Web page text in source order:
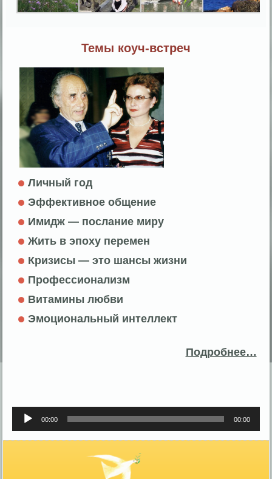
Темы коуч-встреч
Личный год
Эффективное общение
Имидж — послание миру
Жить в эпоху перемен
Кризисы — это шансы жизни
Профессионализм
Витамины любви
Эмоциональный интеллект
Подробнее…
Аудиоплеер
00:00 00:00